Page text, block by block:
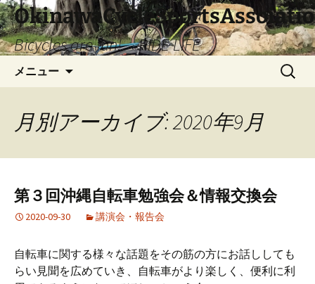
コ
ン
テ
ン
プ
Bicycles are fun! RIDE LIFE
メニュー
検
索:
月別アーカイブ: 2020年9月
第３回沖縄自転車勉強会＆情報交換会
2020-09-30 講演会・報告会
自転車に関する様々な話題をその筋の方にお話ししても
らい見聞を広めていき、自転車がより楽しく、便利に利